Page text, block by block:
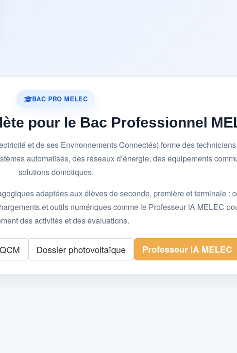
BAC PRO MELEC
pour le Bac Professionnel
et de ses Environnements Connectés) forme des
automatisés, des réseaux d’énergie, des équipements
solutions domotiques.
adaptées aux élèves de seconde, première et terminale :
et outils numériques comme le Professeur IA MELEC
des activités et des évaluations.
Dossier photovoltaïque Professeur IA MELEC